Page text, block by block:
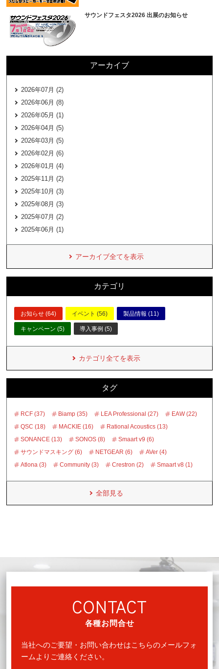
サウンドフェスタ2026 出展のお知らせ
アーカイブ
2026年07月 (2)
2026年06月 (8)
2026年05月 (1)
2026年04月 (5)
2026年03月 (5)
2026年02月 (6)
2026年01月 (4)
2025年11月 (2)
2025年10月 (3)
2025年08月 (3)
2025年07月 (2)
2025年06月 (1)
アーカイブ全てを表示
カテゴリ
お知らせ (64) イベント (56) 製品情報 (11)
キャンペーン (5) 導入事例 (5)
カテゴリ全てを表示
タグ
RCF (37) Biamp (35) LEA Professional (27)
EAW (22)
QSC (18)
MACKIE (16)
Rational Acoustics (13)
SONANCE (13)
SONOS (8)
Smaart v9 (6)
サウンドマスキング (6)
NETGEAR (6)
AVer (4)
Atlona (3)
Community (3) Crestron (2) Smaart v8 (1)
全部見る
CONTACT
各種お問合せ
当社へのご要望・お問い合わせはこちらのメールフォ
ームよりご連絡ください。